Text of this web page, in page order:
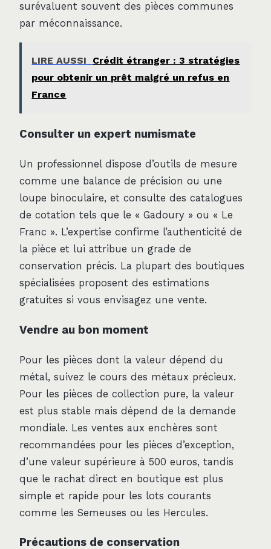
surévaluent souvent des pièces communes
par méconnaissance.
LIRE AUSSI
Crédit étranger : 3 stratégies
pour obtenir un prêt malgré un refus en
France
Consulter un expert numismate
Un professionnel dispose d’outils de mesure
comme une balance de précision ou une
loupe binoculaire, et consulte des catalogues
de cotation tels que le « Gadoury » ou « Le
Franc ». L’expertise confirme l’authenticité de
la pièce et lui attribue un grade de
conservation précis. La plupart des boutiques
spécialisées proposent des estimations
gratuites si vous envisagez une vente.
Vendre au bon moment
Pour les pièces dont la valeur dépend du
métal, suivez le cours des métaux précieux.
Pour les pièces de collection pure, la valeur
est plus stable mais dépend de la demande
mondiale. Les ventes aux enchères sont
recommandées pour les pièces d’exception,
d’une valeur supérieure à 500 euros, tandis
que le rachat direct en boutique est plus
simple et rapide pour les lots courants
comme les Semeuses ou les Hercules.
Précautions de conservation